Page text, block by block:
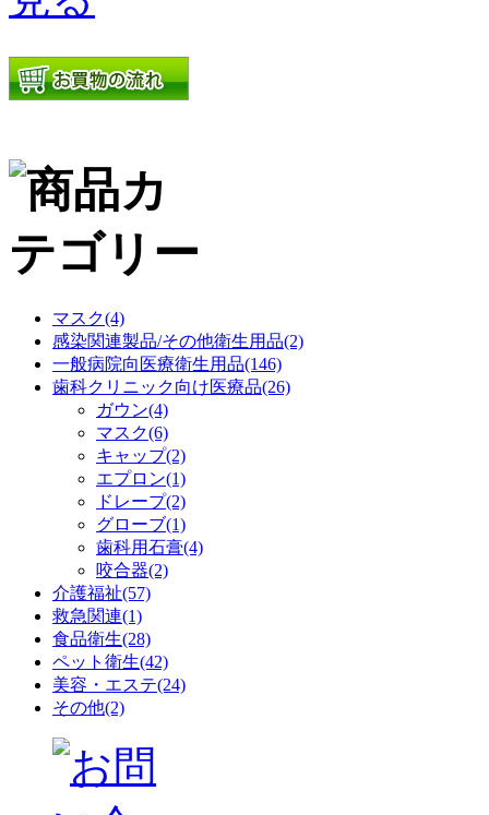
マスク(4)
感染関連製品/その他衛生用品(2)
一般病院向医療衛生用品(146)
歯科クリニック向け医療品(26)
ガウン(4)
マスク(6)
キャップ(2)
エプロン(1)
ドレープ(2)
グローブ(1)
歯科用石膏(4)
咬合器(2)
介護福祉(57)
救急関連(1)
食品衛生(28)
ペット衛生(42)
美容・エステ(24)
その他(2)